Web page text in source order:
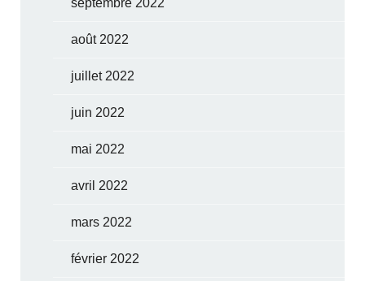
août 2022
juillet 2022
juin 2022
mai 2022
avril 2022
mars 2022
février 2022